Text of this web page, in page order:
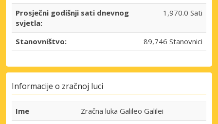
Prosječni godišnji sati dnevnog
svjetla:
1,970.0 Sati
Stanovništvo: 89,746 Stanovnici
Informacije o zračnoj luci
Ime
Zračna luka Galileo Galilei